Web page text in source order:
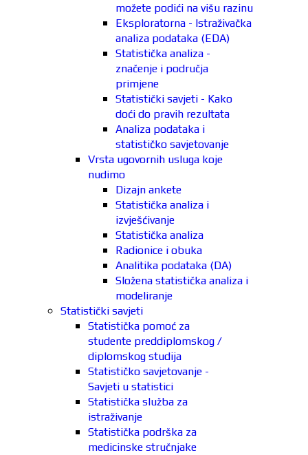
možete podići na višu razinu
Eksploratorna - Istraživačka
analiza podataka (EDA)
Statistička analiza -
značenje i područja
primjene
Statistički savjeti - Kako
doći do pravih rezultata
Analiza podataka i
statističko savjetovanje
Vrsta ugovornih usluga koje
nudimo
Dizajn ankete
Statistička analiza i
izvješćivanje
Statistička analiza
Radionice i obuka
Analitika podataka (DA)
Složena statistička analiza i
modeliranje
Statistički savjeti
Statistička pomoć za
studente preddiplomskog /
diplomskog studija
Statističko savjetovanje -
Savjeti u statistici
Statistička služba za
istraživanje
Statistička podrška za
medicinske stručnjake